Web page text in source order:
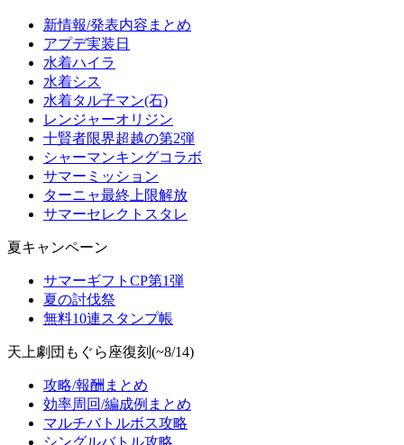
新情報/発表内容まとめ
アプデ実装日
水着ハイラ
水着シス
水着タル子マン(石)
レンジャーオリジン
十賢者限界超越の第2弾
シャーマンキングコラボ
サマーミッション
ターニャ最終上限解放
サマーセレクトスタレ
夏キャンペーン
サマーギフトCP第1弾
夏の討伐祭
無料10連スタンプ帳
天上劇団もぐら座復刻(~8/14)
攻略/報酬まとめ
効率周回/編成例まとめ
マルチバトルボス攻略
シングルバトル攻略